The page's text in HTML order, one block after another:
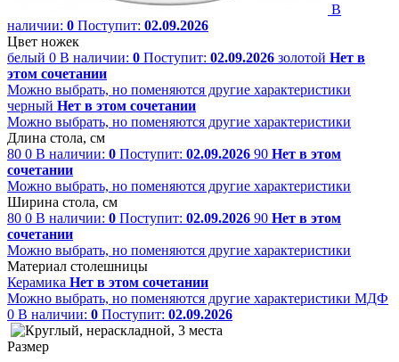
В
наличии: 0 Поступит: 02.09.2026
Цвет ножек
белый 0 В наличии: 0 Поступит: 02.09.2026 золотой Нет в
этом сочетании
Можно выбрать, но поменяются другие характеристики
черный Нет в этом сочетании
Можно выбрать, но поменяются другие характеристики
Длина стола, см
80 0 В наличии: 0 Поступит: 02.09.2026 90 Нет в этом
сочетании
Можно выбрать, но поменяются другие характеристики
Ширина стола, см
80 0 В наличии: 0 Поступит: 02.09.2026 90 Нет в этом
сочетании
Можно выбрать, но поменяются другие характеристики
Материал столешницы
Керамика Нет в этом сочетании
Можно выбрать, но поменяются другие характеристики МДФ
0 В наличии: 0 Поступит: 02.09.2026
Размер